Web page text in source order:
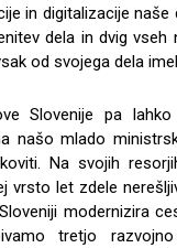
in digitalizacije naše
dela in dvig
od svojega dela
Slovenije pa
našo mlado
Na svojih
vrsto let zdele
modernizira
tretjo